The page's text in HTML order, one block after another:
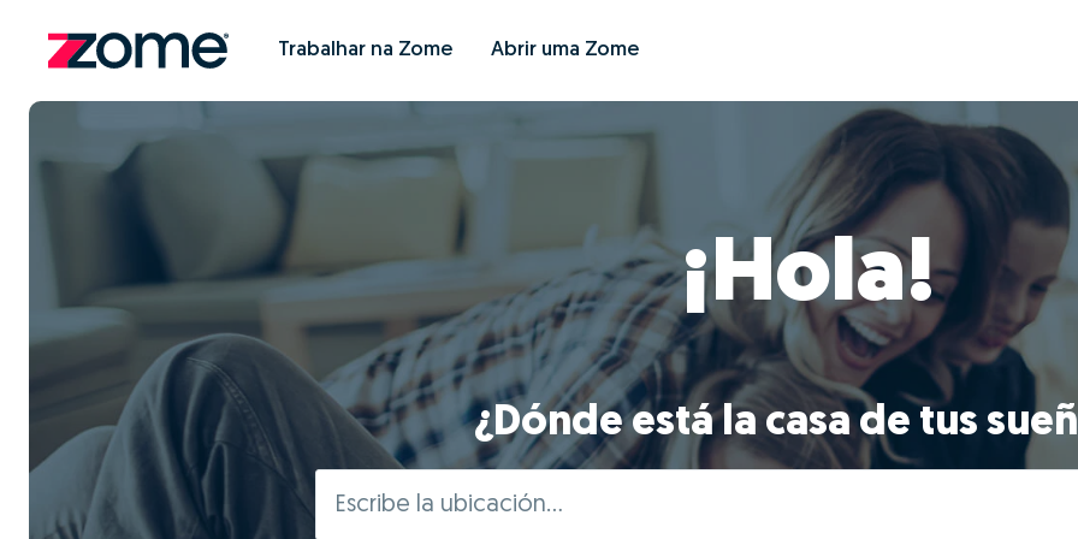
Trabalhar na Zome Abrir uma Zome
¡Hola!
¿Dónde está la casa de tus